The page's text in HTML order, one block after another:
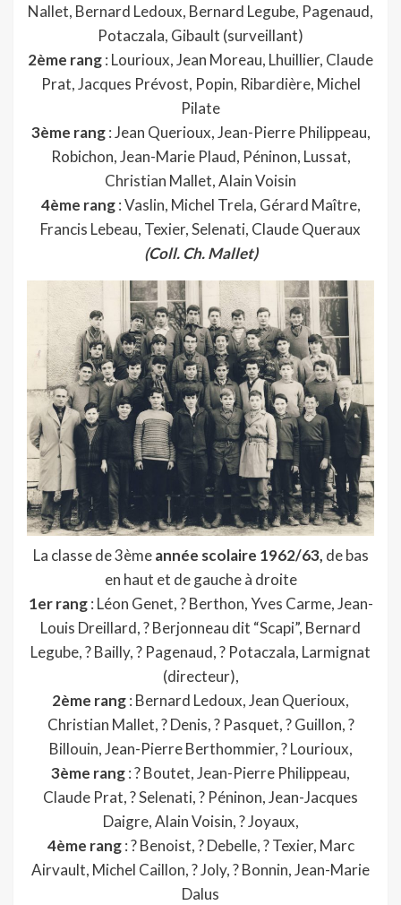
Nallet, Bernard Ledoux, Bernard Legube, Pagenaud,
Potaczala, Gibault (surveillant)
2ème rang: Lourioux, Jean Moreau, Lhuillier, Claude
Prat, Jacques Prévost, Popin, Ribardière, Michel
Pilate
3ème rang: Jean Querioux, Jean-Pierre Philippeau,
Robichon, Jean-Marie Plaud, Péninon, Lussat,
Christian Mallet, Alain Voisin
4ème rang: Vaslin, Michel Trela, Gérard Maître,
Francis Lebeau, Texier, Selenati, Claude Queraux
(Coll. Ch. Mallet)
La classe de 3èmeannée scolaire 1962/63, de bas
en haut et de gauche à droite
1er rang: Léon Genet, ? Berthon, Yves Carme, Jean-
Louis Dreillard, ? Berjonneau dit “Scapi”, Bernard
Legube, ? Bailly, ? Pagenaud, ? Potaczala, Larmignat
(directeur),
2ème rang: Bernard Ledoux, Jean Querioux,
Christian Mallet, ? Denis, ? Pasquet, ? Guillon, ?
Billouin, Jean-Pierre Berthommier, ? Lourioux,
3ème rang: ? Boutet, Jean-Pierre Philippeau,
Claude Prat, ? Selenati, ? Péninon, Jean-Jacques
Daigre, Alain Voisin, ? Joyaux,
4ème rang: ? Benoist, ? Debelle, ? Texier, Marc
Airvault, Michel Caillon, ? Joly, ? Bonnin, Jean-Marie
Dalus